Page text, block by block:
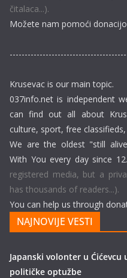
čitalaca...).
Možete nam pomoći
Krusevac is our main topic.
037info.net is independent
can find out all about
culture, sport, free classifieds,
We are the oldest "still
With You every day since
registered media, but a
has thousands of readers...).
You can help us through
NAJNOVIJE VESTI
Japanski volonter u
političke optužbe